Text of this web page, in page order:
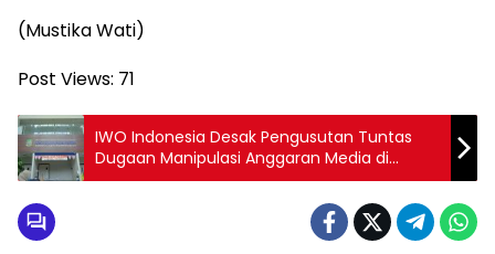
(Mustika Wati)
Post Views: 71
IWO Indonesia Desak Pengusutan Tuntas
Dugaan Manipulasi Anggaran Media di
Diskominfo Santik Bekasi